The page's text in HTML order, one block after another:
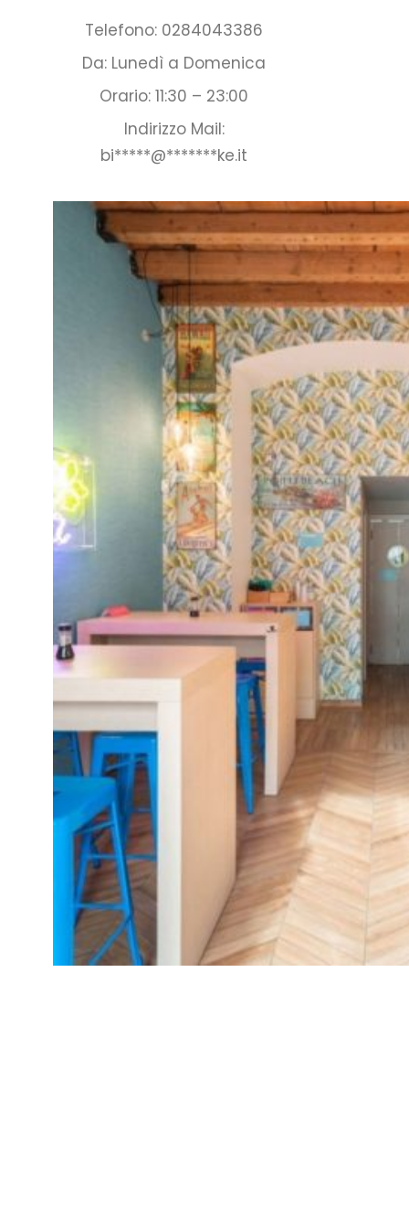
Telefono: 0284043386
Da: Lunedì a Domenica
Orario: 11:30 – 23:00
Indirizzo Mail:
bi*****@*******ke.it